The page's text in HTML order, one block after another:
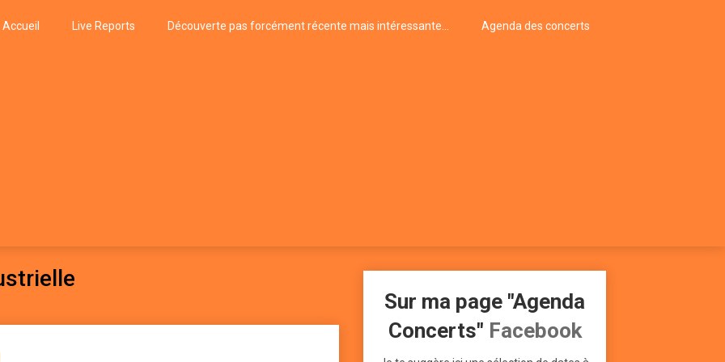
Accueil Live Reports Découverte pas forcément récente mais intéressante… Agenda des concerts
Sur ma page "Agenda
Concerts" Facebook